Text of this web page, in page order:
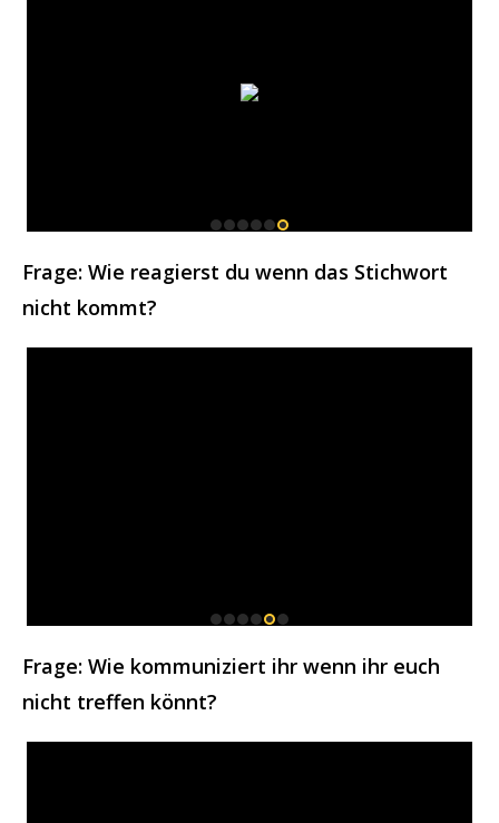
Frage: Wie reagierst du wenn das Stichwort
nicht kommt?
Frage: Wie kommuniziert ihr wenn ihr euch
nicht treffen könnt?